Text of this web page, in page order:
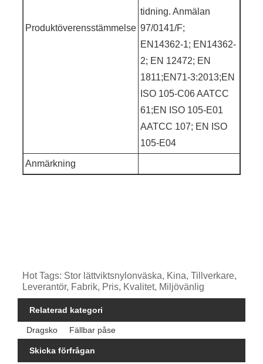
Produktöverensstämmelse
tidning. Anmälan
97/0141/F;
EN14362-1; EN14362-
2; EN 12472; EN
1811;EN71-3:2013;EN
ISO 105-C06 AATCC
61;EN ISO 105-E01
AATCC 107; EN ISO
105-E04
Anmärkning
Hot Tags: Stor lättviktsnylonväska, Kina, Tillverkare,
Leverantör, Fabrik, Pris, Kvalitet, Miljövänlig
Relaterad kategori
Dragsko Fällbar påse
Skicka förfrågan